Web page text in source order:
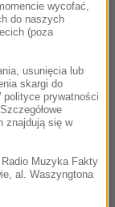
wskazują,
amerykański,
ponaglać
dla dobra ich
wycofać,
do naszych
(poza
usunięcia lub
skargi do
polityce prywatności
znajdują się w
Muzyka Fakty
al. Waszyngtona